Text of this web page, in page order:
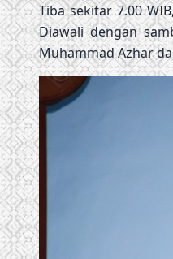
Tiba sekitar 7.00
Diawali dengan
Muhammad Azhar